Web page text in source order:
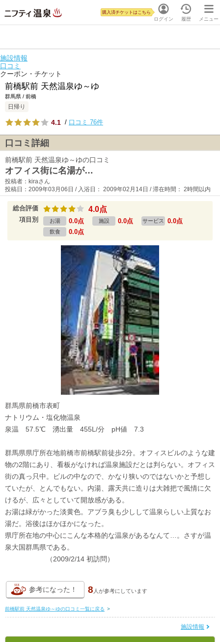
ログイン
購入済チケットはこちら
履歴 メニュー
施設情報
口コミ
クーポン・チケット
前橋駅前 天然温泉ゆ～ゆ
群馬県 / 前橋
日帰り
4.1 / 口コミ 76件
口コミ詳細
前橋駅前 天然温泉ゆ～ゆの口コミ
オフィス街に名湯が…
投稿者：kiraさん
投稿日：2009年03月06日 / 入浴日： 2009年02月14日 / 滞在時間： 2時間以内
総合評価 4.0点
項目別 お湯 0.0点 施設 0.0点 サービス 0.0点
飲食 0.0点
群馬県前橋市表町
ナトリウム・塩化物温泉
泉温 57.5℃ 湧出量 455L/分 pH値 7.3
群馬県県庁所在地前橋市前橋駅前徒歩2分。オフィスビルのような建
物の2階にあり、看板がなければ温泉施設だとは判らない。オフィス
街の真っ只中。ビルの中なので、かなり狭いのではないかと予想し
ていたが、とんでもない。内湯、露天共に造りは大雑把で風情に欠
けるが、広々としていて開放感がある。
お湯は緑がかった淡黄色。アブラ臭も少しして温泉らしい上質なお
湯だ。浴後はほかほかになった。
県庁所在地の中心にこんな本格的な温泉があるなんて…。さすが温
泉大国群馬県である。
（2009/2/14 初訪問）
参考になった！ 8 人が参考にしています
前橋駅前 天然温泉ゆ～ゆの口コミ一覧に戻る >
施設情報